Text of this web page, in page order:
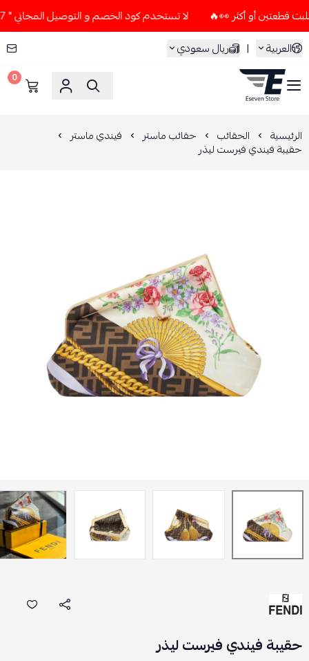
لا تستخدم كود الخصم و التوصيل المجاني " N7 " إلا إذا طلبت قطعتين أو أكثر 👀🔥
العربية
| ريال سعودي
ESEVEN STORE
0
الرئيسية الحقائب حقائب ماستر فيندي ماستر
حقيبة فيندي فيرست ليذر
حقيبة فيندي فيرست ليذر